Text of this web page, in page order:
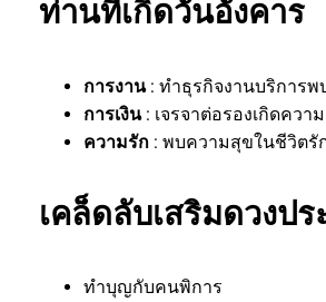
ท่านที่เกิดวันอังคาร
การงาน : ทำธุรกิจงานบริการพ
การเงิน : เจรจาต่อรองเกิดควา
ความรัก : พบความสุขในชีวิตรั
เคล็ดลับเสริมดวงป
ทำบุญกับคนพิการ